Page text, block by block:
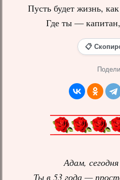
Пусть будет жизнь,
Где ты —
📋
Адам,
Ты в 53 года —